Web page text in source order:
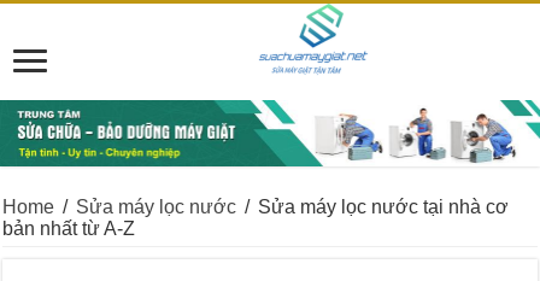
Home / Sửa máy lọc nước / Sửa máy lọc nước tại nhà cơ
bản nhất từ A-Z